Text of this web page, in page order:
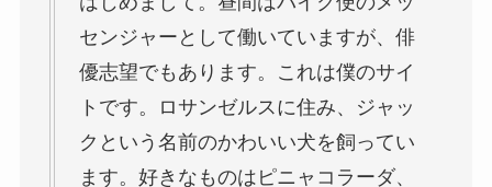
センジャーとして働いていますが、俳
優志望でもあります。これは僕のサイ
トです。ロサンゼルスに住み、ジャッ
クという名前のかわいい犬を飼ってい
ます。好きなものはピニャコラーダ、